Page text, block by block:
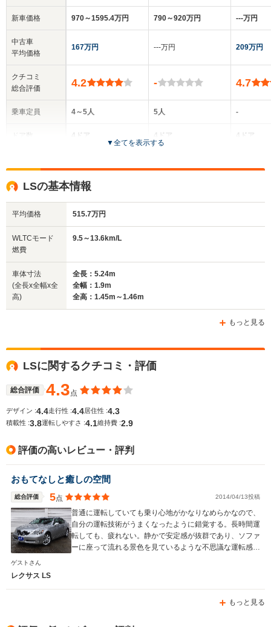
新車価格
中古車
平均価格
クチコミ
総合評価
乗車定員
サイズ
(全長x全幅x全高)
WLTCモード
燃費
排気量
駆動方式
970～1595.4万円
167万円
4.2
4～5人
4ドア
全高
全長
-m
-
4968cc
4WD
790～920万円
‐‐‐万円
-
5人
4ドア
全高
└郊外:27.0～
‐‐‐万円
209万円
4.7
-
4ドア
▼全てを表示する
LSの基本情報
平均価格 515.7万円
WLTCモード
燃費
9.5～13.6km/L
車体寸法
(全長x全幅x全
高)
全長：5.24m
全幅：1.9m
全高：1.45m～1.46m
もっと見る
LSに関するクチコミ・評価
総合評価 4.3点
デザイン :4.4走行性 :4.4 居住性 :4.3
積載性 :3.8運転しやすさ :4.1維持費 :2.9
評価の高いレビュー・評判
おもてなしと癒しの空間
総合評価 5点 2014/04/13投稿
普通に運転していても乗り心地がかなりなめらかなので、
自分の運転技術がうまくなったように錯覚する。長時間運
転しても、疲れない。静かで安定感が抜群であり、ソファ
ーに座って流れる景色を見ているような不思議な運転感覚
ゲストさん
レクサス LS
もっと見る